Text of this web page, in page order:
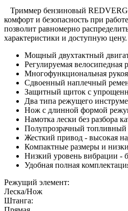
Триммер бензиновый REDVERG
комфорт и безопасность при
позволит равномерно
характеристики и доступную цену.
Мощный двухтактный
Регулируемая велосипедная
Многофункциональная
Сдвоенный наплечный
Защитный щиток с
Два типа режущего
Нож с длинной формой
Намотка лески без разбора
Полупрозрачный топливный
Жесткий привод - высокая
Компактные размеры и
Низкий уровень вибрации -
Удобная полная
Режущий элемент:
Леска/Нож
Штанга: